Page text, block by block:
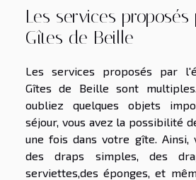
Les services proposés
Gîtes de Beille
Les services proposés par
Gîtes de Beille sont
oubliez quelques objets
séjour, vous avez la possibilité
une fois dans votre gîte. Ainsi,
des draps simples, des
serviettes,des éponges, et